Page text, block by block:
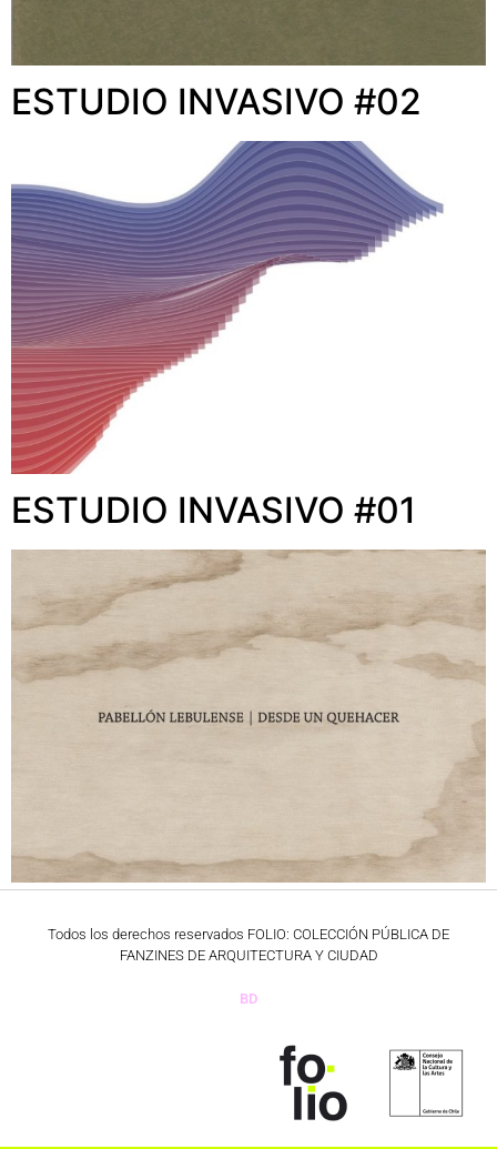
ESTUDIO INVASIVO #02
ESTUDIO INVASIVO #01
Todos los derechos reservados FOLIO: COLECCIÓN PÚBLICA DE
FANZINES DE ARQUITECTURA Y CIUDAD
BD